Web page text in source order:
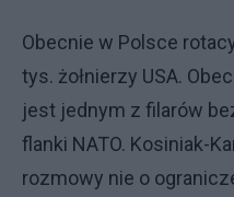
Obecnie w Polsce
tys. żołnierzy USA.
jest jednym z filarów
flanki NATO. Kosiniak-
rozmowy nie o